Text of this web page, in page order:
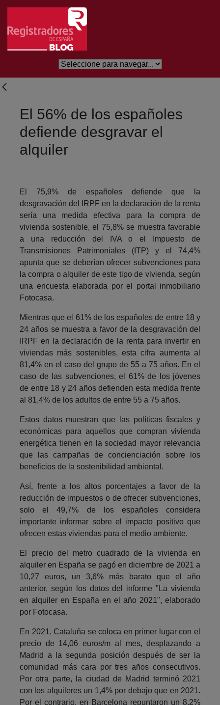
Eduki nagusira joan
El 56% de los españoles
defiende desgravar el
alquiler
El 75,9% de españoles defiende que la
desgravación del IRPF en la declaración de la renta
sería una medida efectiva para la compra de
vivienda sostenible, el 75,8% se muestra favorable
a una reducción del IVA o el Impuesto de
Transmisiones Patrimoniales (ITP) y el 74,4%
apunta que se deberían ofrecer subvenciones para
la compra o alquiler de este tipo de vivienda, según
una encuesta elaborada por el portal inmobiliario
Fotocasa.
Mientras que el 61% de los españoles de entre 18 y
24 años se muestra a favor de la desgravación del
IRPF en la declaración de la renta para invertir en
viviendas más sostenibles, esta cifra aumenta al
81,4% en el caso del grupo de 55 a 75 años. En el
caso de las subvenciones, el 61% de los jóvenes
de entre 18 y 24 años defienden esta medida frente
al 81,4% de los adultos de entre 55 a 75 años.
Estos datos muestran que las políticas fiscales y
económicas para aquellos que compran vivienda
energética tienen en la sociedad mayor relevancia
que las campañas de concienciación sobre los
beneficios de la sostenibilidad ambiental.
Así, frente a los altos porcentajes a favor de la
reducción de impuestos o de ofrecer subvenciones,
solo el 49,7% de los españoles considera
importante informar sobre el impacto positivo que
ofrecen estas viviendas para el medio ambiente.
El precio del metro cuadrado de la vivienda en
alquiler en España se pagó en diciembre de 2021 a
10,27 euros, un 3,6% más barato que el año
anterior, según los datos del informe "La vivienda
en alquiler en España en el año 2021", elaborado
por Fotocasa.
En 2021, Cataluña se coloca en primer lugar con el
precio de 14,06 euros/m al mes, desplazando a
Madrid a la segunda posición después de ser la
comunidad más cara por tres años consecutivos.
Por otra parte, la ciudad de Madrid terminó 2021
con los alquileres un 1,4% por debajo que en 2021.
Por el contrario, en Barcelona repuntaron un 8,2%